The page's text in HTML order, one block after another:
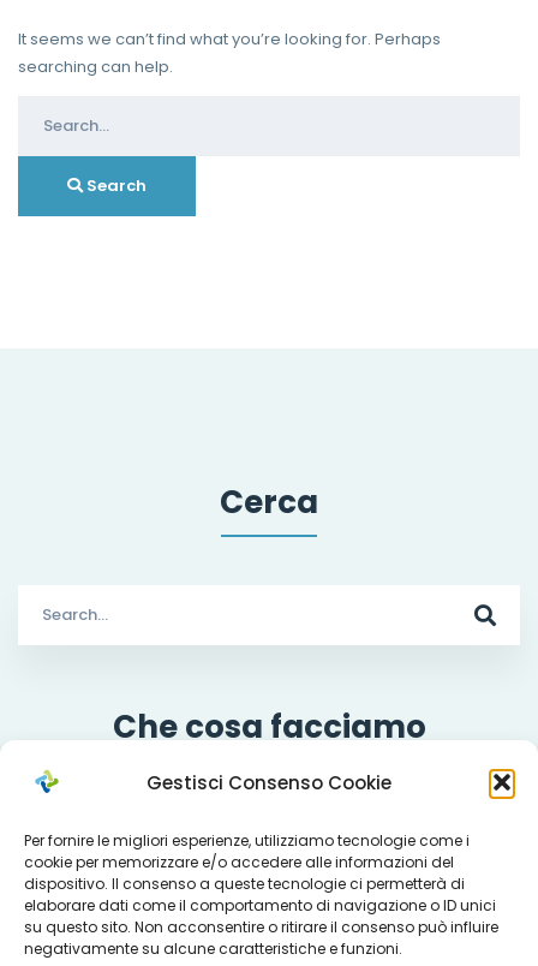
Gestisci Consenso Cookie
Per fornire le migliori esperienze, utilizziamo tecnologie come i
cookie per memorizzare e/o accedere alle informazioni del
dispositivo. Il consenso a queste tecnologie ci permetterà di
elaborare dati come il comportamento di navigazione o ID unici
su questo sito. Non acconsentire o ritirare il consenso può influire
negativamente su alcune caratteristiche e funzioni.
It seems we can’t find what you’re looking for. Perhaps
searching can help.
for:
Search
Cerca
for:
Che cosa facciamo
Servizi
Progetti